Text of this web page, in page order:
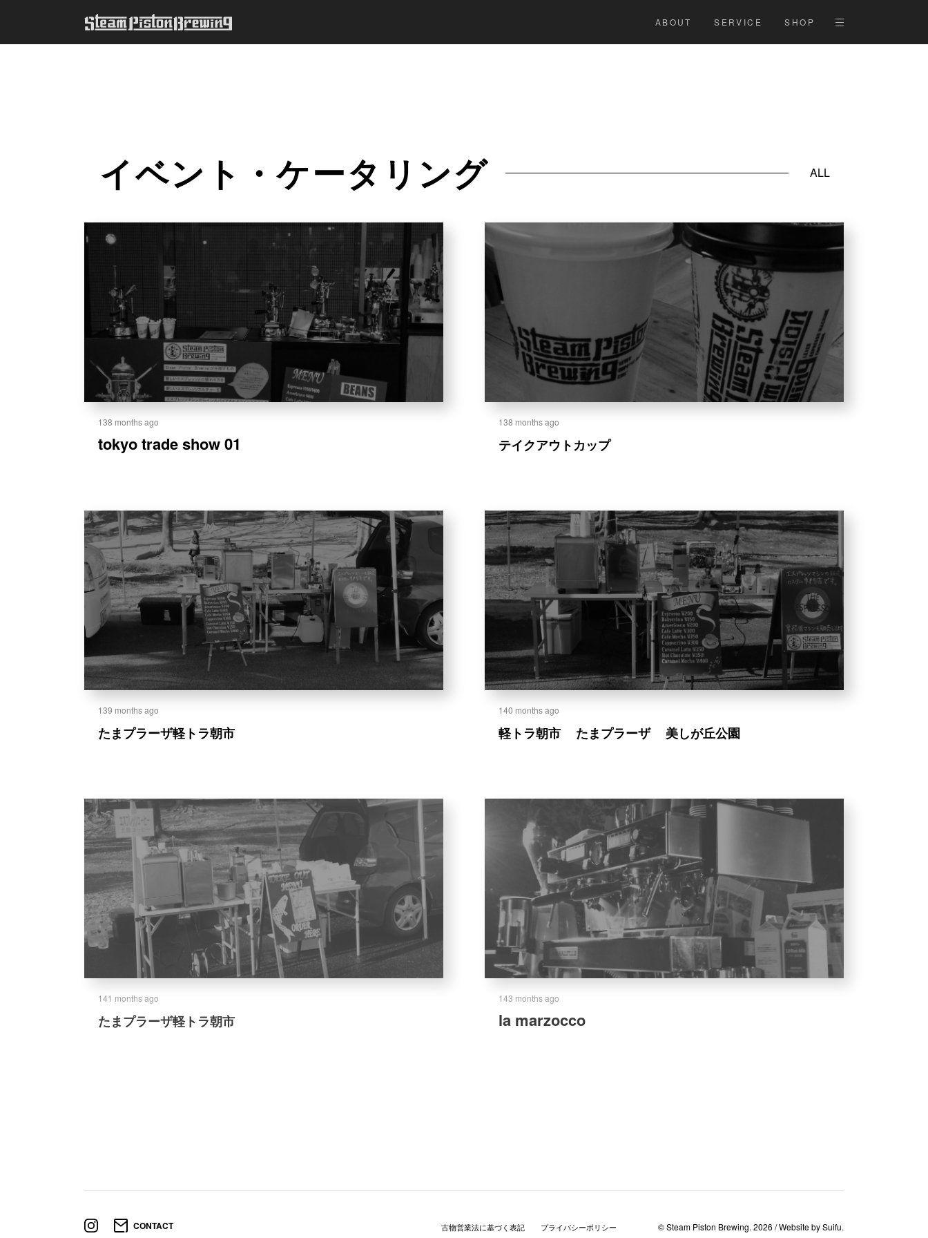
ABOUT SERVICE SHOP
イベント・ケータリング ALL
138 months ago
tokyo trade show 01
138 months ago
テイクアウ トカップ
139 months ago
たまプラーザ軽トラ朝市
140 months ago
軽トラ朝市 たまプラーザ 美しが丘公園
141 months ago
たまプラーザ軽トラ朝市
143 months ago
la marzocco
CONTACT 古物営業法に基づく表記 プライバシーポリシー © Steam Piston Brewing. 2026 / Website bySuifu.